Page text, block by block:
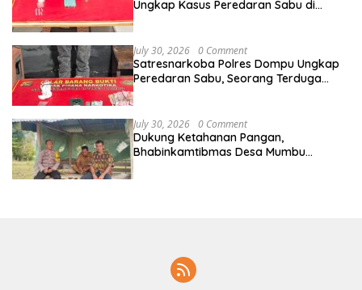
Ungkap Kasus Peredaran Sabu di
July 30, 2026 0 Comment
Satresnarkoba Polres Dompu Ungkap
Peredaran Sabu, Seorang Terduga
July 30, 2026 0 Comment
Dukung Ketahanan Pangan,
Bhabinkamtibmas Desa Mumbu